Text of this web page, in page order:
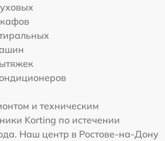
и техническим
Korting по истечении
Наш центр в Ростове-на-Дону